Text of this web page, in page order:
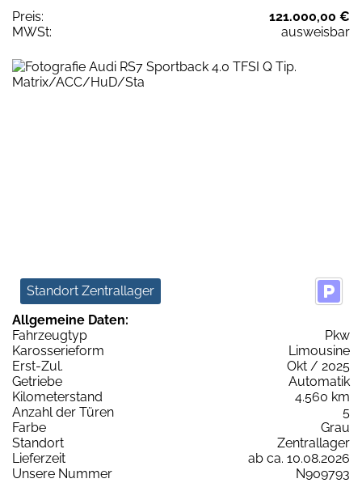
Preis:
121.000,00 €
MWSt:
ausweisbar
Standort Zentrallager
Allgemeine Daten:
Fahrzeugtyp
Pkw
Karosserieform
Limousine
Erst-Zul.
Okt / 2025
Getriebe
Automatik
Kilometerstand
4.560 km
Anzahl der Türen
5
Farbe
Grau
Standort
Zentrallager
Lieferzeit
ab ca. 10.08.2026
Unsere Nummer
N909793